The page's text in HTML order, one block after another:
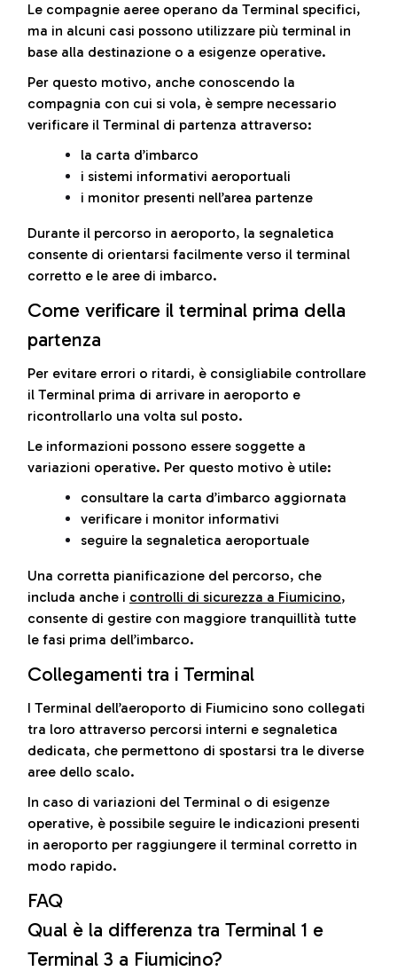
Le compagnie aeree operano da Terminal specifici,
ma in alcuni casi possono utilizzare più terminal in
base alla destinazione o a esigenze operative.
Per questo motivo, anche conoscendo la
compagnia con cui si vola, è sempre necessario
verificare il Terminal di partenza attraverso:
la carta d’imbarco
i sistemi informativi aeroportuali
i monitor presenti nell’area partenze
Durante il percorso in aeroporto, la segnaletica
consente di orientarsi facilmente verso il terminal
corretto e le aree di imbarco.
Come verificare il terminal prima della
partenza
Per evitare errori o ritardi, è consigliabile controllare
il Terminal prima di arrivare in aeroporto e
ricontrollarlo una volta sul posto.
Le informazioni possono essere soggette a
variazioni operative. Per questo motivo è utile:
consultare la carta d’imbarco aggiornata
verificare i monitor informativi
seguire la segnaletica aeroportuale
Una corretta pianificazione del percorso, che
includa anche i controlli di sicurezza a Fiumicino,
consente di gestire con maggiore tranquillità tutte
le fasi prima dell’imbarco.
Collegamenti tra i Terminal
I Terminal dell’aeroporto di Fiumicino sono collegati
tra loro attraverso percorsi interni e segnaletica
dedicata, che permettono di spostarsi tra le diverse
aree dello scalo.
In caso di variazioni del Terminal o di esigenze
operative, è possibile seguire le indicazioni presenti
in aeroporto per raggiungere il terminal corretto in
modo rapido.
FAQ
Qual è la differenza tra Terminal 1 e
Terminal 3 a Fiumicino?